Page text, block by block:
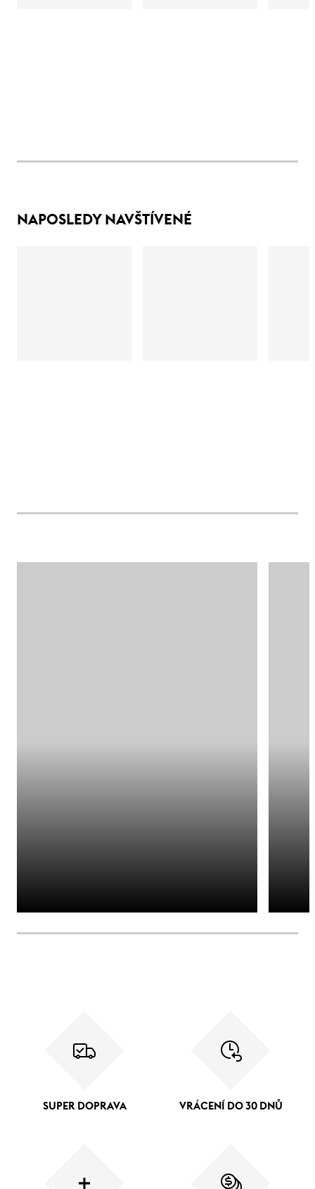
NAPOSLEDY NAVŠTÍVENÉ
SUPER DOPRAVA VRÁCENÍ DO 30 DNŮ